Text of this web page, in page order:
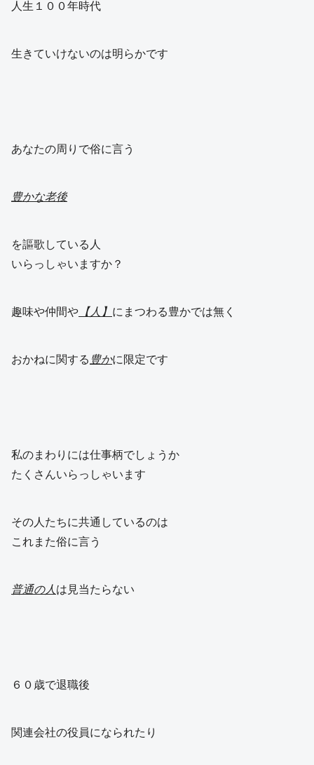
人生１００年時代
生きていけないのは明らかです
あなたの周りで俗に言う
豊かな老後
を謳歌している人
いらっしゃいますか？
趣味や仲間や 【 人】 にまつわる豊かでは無く
おかねに関する 豊かに限定です
私のまわりには仕事柄でしょうか
たくさんいらっしゃいます
その人たちに共通しているのは
これまた俗に言う
普通の人 は見当たらない
６０歳で退職後
関連会社の役員になられたり